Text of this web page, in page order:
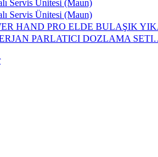
Servis Ünitesi (Maun)
Servis Ünitesi (Maun)
HAND PRO ELDE BULAŞIK
PARLATICI DOZLAMA